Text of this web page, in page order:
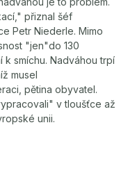
přiznal šéf
Petr Niederle. Mimo
"jen"do 130
k smíchu. Nadváhou trpí
musel
pětina obyvatel.
v tloušťce až
unii.